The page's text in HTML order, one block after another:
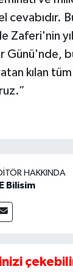
cevabıdır.
Zaferi'nin
Günü'nde,
kılan
HAKKINDA
Bilisim